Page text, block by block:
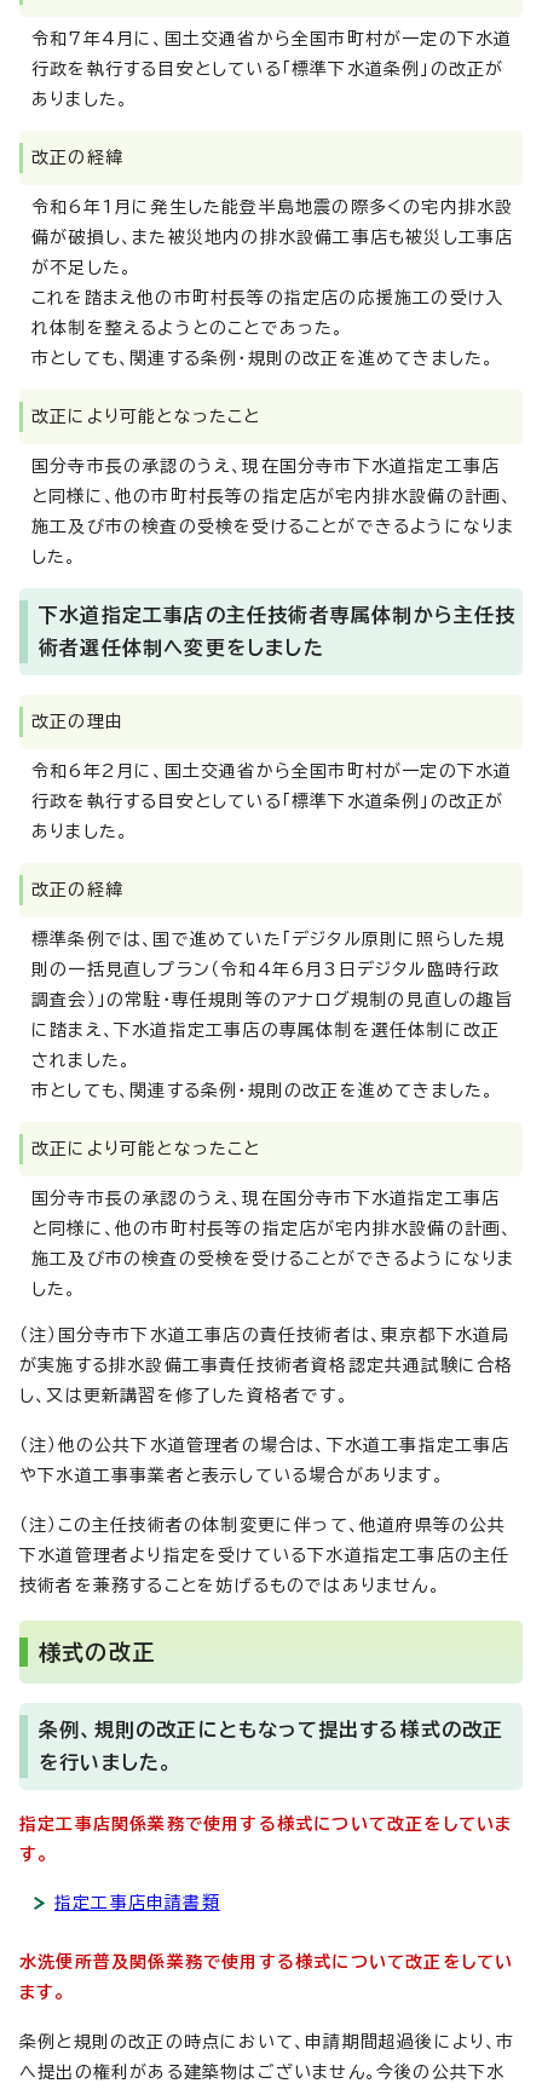
令和7年4月に、国土交通省から全国市町村が一定の下水道
行政を執行する目安としている「標準下水道条例」の改正が
ありました。
改正の経緯
令和6年1月に発生した能登半島地震の際多くの宅内排水設
備が破損し、また被災地内の排水設備工事店も被災し工事店
が不足した。
これを踏まえ他の市町村長等の指定店の応援施工の受け入
れ体制を整えるようとのことであった。
市としても、関連する条例・規則の改正を進めてきました。
改正により可能となったこと
国分寺市長の承認のうえ、現在国分寺市下水道指定工事店
と同様に、他の市町村長等の指定店が宅内排水設備の計画、
施工及び市の検査の受検を受けることができるようになりま
した。
下水道指定工事店の主任技術者専属体制から主任技
術者選任体制へ変更をしました
改正の理由
令和6年2月に、国土交通省から全国市町村が一定の下水道
行政を執行する目安としている「標準下水道条例」の改正が
ありました。
改正の経緯
標準条例では、国で進めていた「デジタル原則に照らした規
則の一括見直しプラン（令和4年6月3日デジタル臨時行政
調査会）」の常駐・専任規則等のアナログ規制の見直しの趣旨
に踏まえ、下水道指定工事店の専属体制を選任体制に改正
されました。
市としても、関連する条例・規則の改正を進めてきました。
改正により可能となったこと
国分寺市長の承認のうえ、現在国分寺市下水道指定工事店
と同様に、他の市町村長等の指定店が宅内排水設備の計画、
施工及び市の検査の受検を受けることができるようになりま
した。
（注）国分寺市下水道工事店の責任技術者は、東京都下水道局
が実施する排水設備工事責任技術者資格認定共通試験に合格
し、又は更新講習を修了した資格者です。
（注）他の公共下水道管理者の場合は、下水道工事指定工事店
や下水道工事事業者と表示している場合があります。
（注）この主任技術者の体制変更に伴って、他道府県等の公共
下水道管理者より指定を受けている下水道指定工事店の主任
技術者を兼務することを妨げるものではありません。
様式の改正
条例、規則の改正にともなって提出する様式の改正
を行いました。
指定工事店関係業務で使用する様式について改正をしていま
す。
指定工事店申請書類
水洗便所普及関係業務で使用する様式について改正をしてい
ます。
条例と規則の改正の時点において、申請期間超過後により、市
へ提出の権利がある建築物はございません。今後の公共下水